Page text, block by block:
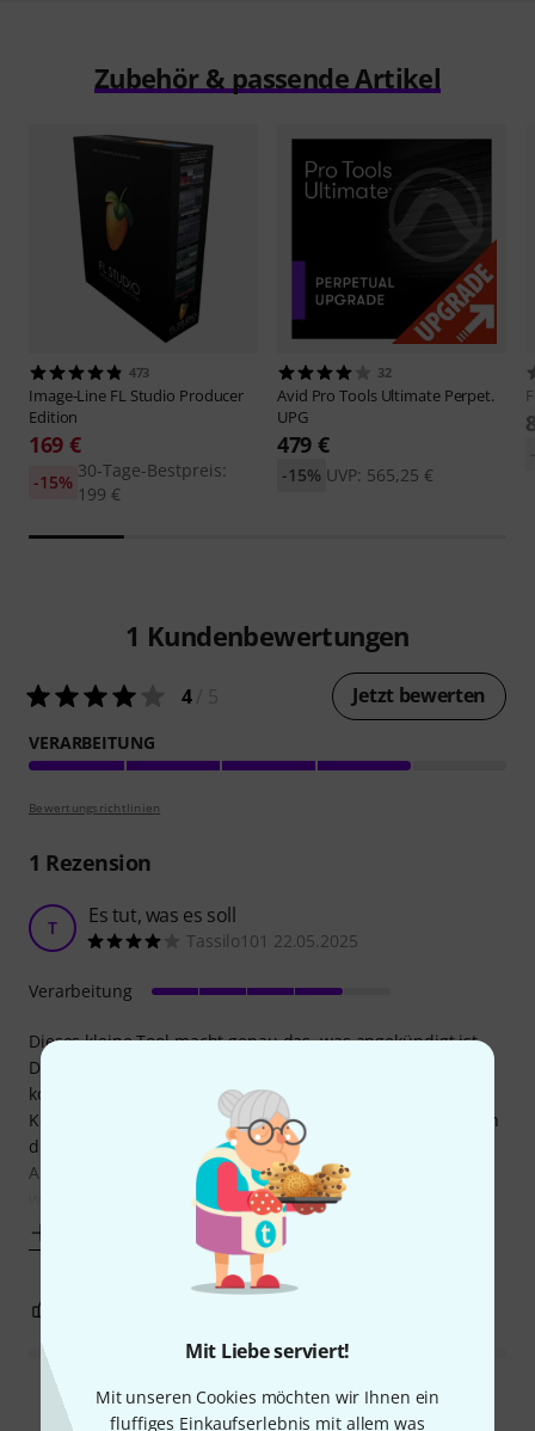
Mit Liebe serviert!
Mit unseren Cookies möchten wir Ihnen ein
fluffiges Einkaufserlebnis mit allem was
Zubehör & passende Artikel
473
Image-Line FL Studio Producer
Edition
169 €
30-Tage-Bestpreis:
199 €
-15%
32
Avid Pro Tools Ultimate Perpet.
UPG
479 €
UVP: 565,25 €
-15%
1 Kundenbewertungen
4/ 5 Jetzt bewerten
VERARBEITUNG
Bewertungsrichtlinien
1 Rezension
T Es tut, was es soll
Tassilo101 22.05.2025
Dieses kleine Tool macht genau das, was angekündigt ist.
Der Anschluss und die Inbetriebnahme erfolgen
komplikationslos. Die Klangübertragung mit einer
Konferenzsoftware (Zoom) liefert gute Ergebnisse und auch
die Aufnahme von Videos mit dem IPad funktioniert.
Anzumerken ist lediglich, dass die Lautstärke der Tonspur
wegen der automatischen Aussteuerung niedrig liegt.
Verarbeitung
Alle Bewertungen lesen